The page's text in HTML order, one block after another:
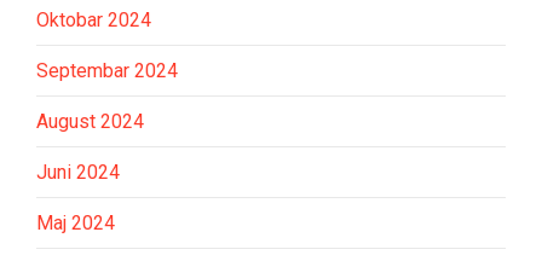
Oktobar 2024
Septembar 2024
August 2024
Juni 2024
Maj 2024